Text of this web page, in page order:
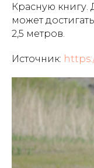
Красную книгу.
может
2,5 метров.
Источник: